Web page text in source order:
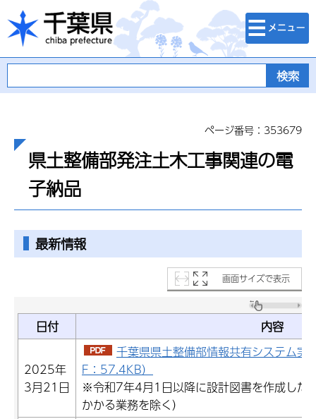
千葉県
検索・メニュ
ー
ページ番号：353679
県土整備部発注土木工事関連の電
子納品
最新情報
画面サイズで表示
日付 内容
2025年
3月21日
千葉県県土整備部情報共有システム実
F：57.4KB）
※令和7年4月1日以降に設計図書を作成した
かかる業務を除く）